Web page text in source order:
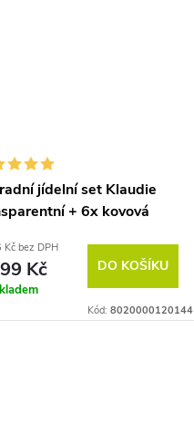
jídelní set Klaudie
+ 6x kovová
bez DPH
Kč DO KOŠÍKU
Kód: 8020000120144